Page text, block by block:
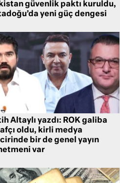
güvenlik paktı kuruldu,
yeni güç dengesi
Altaylı yazdı: ROK galiba
oldu, kirli medya
bir de genel yayın
var